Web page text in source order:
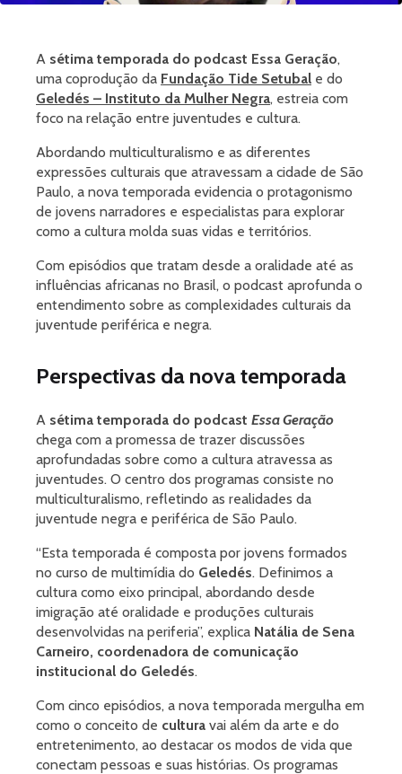
A sétima temporada do podcast Essa Geração,
uma coprodução da Fundação Tide Setubal e do
Geledés – Instituto da Mulher Negra, estreia com
foco na relação entre juventudes e cultura.
Abordando multiculturalismo e as diferentes
expressões culturais que atravessam a cidade de São
Paulo, a nova temporada evidencia o protagonismo
de jovens narradores e especialistas para explorar
como a cultura molda suas vidas e territórios.
Com episódios que tratam desde a oralidade até as
influências africanas no Brasil, o podcast aprofunda o
entendimento sobre as complexidades culturais da
juventude periférica e negra.
Perspectivas da nova temporada
A sétima temporada do podcast Essa Geração
chega com a promessa de trazer discussões
aprofundadas sobre como a cultura atravessa as
juventudes. O centro dos programas consiste no
multiculturalismo, refletindo as realidades da
juventude negra e periférica de São Paulo.
“Esta temporada é composta por jovens formados
no curso de multimídia do Geledés. Definimos a
cultura como eixo principal, abordando desde
imigração até oralidade e produções culturais
desenvolvidas na periferia”, explica Natália de Sena
Carneiro, coordenadora de comunicação
institucional do Geledés.
Com cinco episódios, a nova temporada mergulha em
como o conceito de cultura vai além da arte e do
entretenimento, ao destacar os modos de vida que
conectam pessoas e suas histórias. Os programas